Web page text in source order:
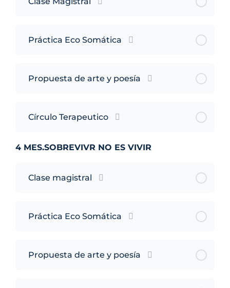
Práctica Eco Somática
Propuesta de arte y poesía
Círculo Terapeutico
4 MES.SOBREVIVR NO ES VIVIR
Clase magistral
Práctica Eco Somática
Propuesta de arte y poesía